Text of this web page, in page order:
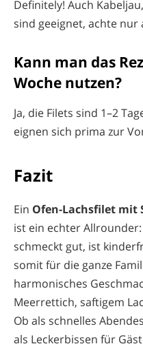
Definitely! Auch
sind geeignet, achte nur
Kann man das
Woche nutzen?
Ja, die Filets sind 1–2
eignen sich prima zur
Fazit
Ein Ofen-Lachsfilet mit
ist ein echter
schmeckt gut, ist
somit für die ganze
harmonisches
Meerrettich, saftigem
Ob als schnelles
als Leckerbissen für